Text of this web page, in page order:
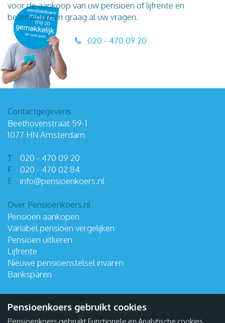
voor de aankoop van uw pensioen of lijfrente en
beantwoorden graag al uw vragen.
020 - 470 09 20
Contactgegevens
Beethovenstraat 59-1
1077 HN Amsterdam
T
020 - 470 09 20
F
020 - 470 02 84
E
info@pensioenkoers.nl
Over Pensioenkoers.nl
Pensioen aankopen
Variabel pensioen vergelijken
Pensioen uitkeren
Lijfrente
Nieuwe pensioenstelsel invaren
Banksparen
Pensioen aankopen bereken pagina
Pensioenkoers gebruikt cookies